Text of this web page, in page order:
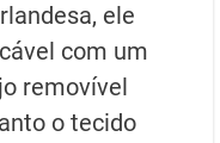
ele
com um
removível
o tecido